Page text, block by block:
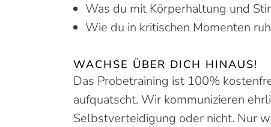
Was du mit Körperhaltung und
Wie du in kritischen Momenten
WACHSE ÜBER DICH HINAUS!
Das Probetraining ist 100%
aufquatscht. Wir kommunizieren
Selbstverteidigung oder nicht. Nur